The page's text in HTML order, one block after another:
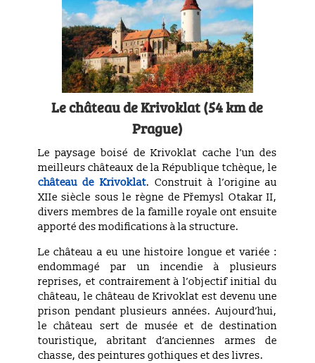
Le château de Krivoklat (54 km de
Prague)
Le paysage boisé de Krivoklat cache l’un des
meilleurs châteaux de la République tchèque, le
château de Krivoklat. Construit à l’origine au
XIIe siècle sous le règne de Přemysl Otakar II,
divers membres de la famille royale ont ensuite
apporté des modifications à la structure.
Le château a eu une histoire longue et variée :
endommagé par un incendie à plusieurs
reprises, et contrairement à l’objectif initial du
château, le château de Krivoklat est devenu une
prison pendant plusieurs années. Aujourd’hui,
le château sert de musée et de destination
touristique, abritant d’anciennes armes de
chasse, des peintures gothiques et des livres.